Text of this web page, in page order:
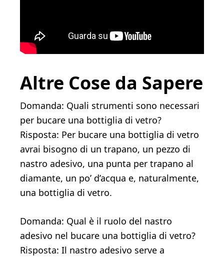
Altre Cose da Sapere
Domanda: Quali strumenti sono necessari
per bucare una bottiglia di vetro?
Risposta: Per bucare una bottiglia di vetro
avrai bisogno di un trapano, un pezzo di
nastro adesivo, una punta per trapano al
diamante, un po’ d’acqua e, naturalmente,
una bottiglia di vetro.
Domanda: Qual è il ruolo del nastro
adesivo nel bucare una bottiglia di vetro?
Risposta: Il nastro adesivo serve a